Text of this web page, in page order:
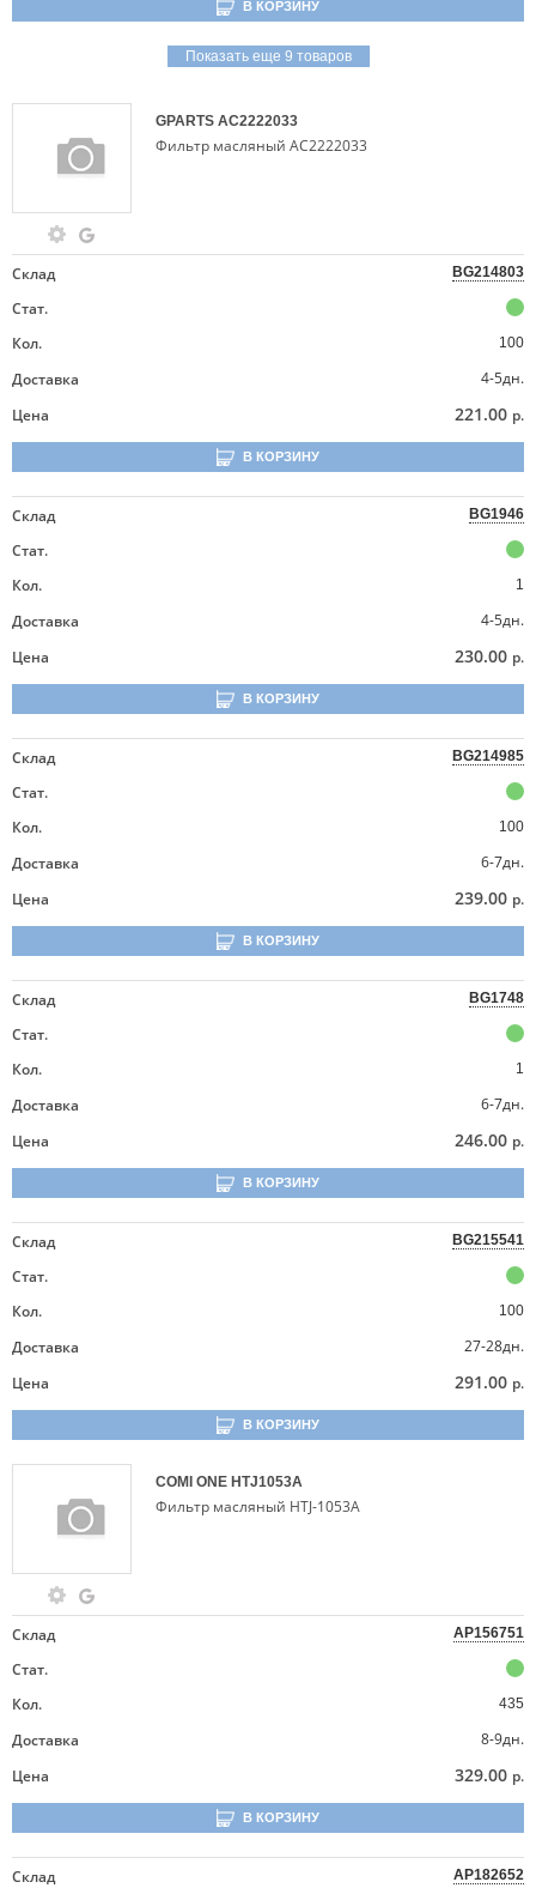
В КОРЗИНУ
Показать еще 9 товаров
GPARTS AC2222033
Фильтр масляный AC2222033
Склад BG214803
Стат.
Кол.
100
Доставка
4-5дн.
Цена
221.00 р.
В КОРЗИНУ
Склад BG1946
Стат.
Кол.
1
Доставка
4-5дн.
Цена
230.00 р.
В КОРЗИНУ
Склад BG214985
Стат.
Кол.
100
Доставка
6-7дн.
Цена
239.00 р.
В КОРЗИНУ
Склад BG1748
Стат.
Кол.
1
Доставка
6-7дн.
Цена
246.00 р.
В КОРЗИНУ
Склад BG215541
Стат.
Кол.
100
Доставка
27-28дн.
Цена
291.00 р.
В КОРЗИНУ
COMI ONE HTJ1053A
Фильтр масляный HTJ-1053A
Склад AP156751
Стат.
Кол.
435
Доставка
8-9дн.
Цена
329.00 р.
В КОРЗИНУ
Склад AP182652